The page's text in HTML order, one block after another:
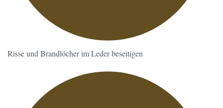
Risse und Brandlöcher im Leder beseitigen